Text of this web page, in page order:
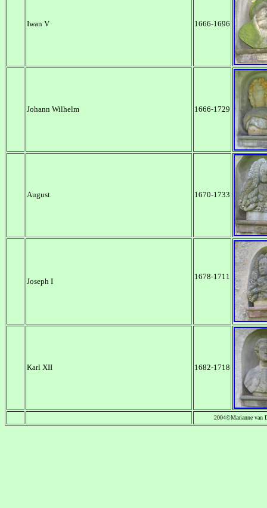
Iwan V 1666-1696
Johann Wilhelm 1666-1729
August 1670-1733
Joseph I
1678-1711
Karl XII 1682-1718
2004©Marianne van